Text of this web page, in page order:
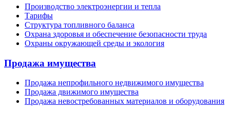
Производство электроэнергии и тепла
Тарифы
Структура топливного баланса
Охрана здоровья и обеспечение безопасности труда
Охраны окружающей среды и экология
Продажа имущества
Продажа непрофильного недвижимого имущества
Продажа движимого имущества
Продажа невостребованных материалов и оборудования